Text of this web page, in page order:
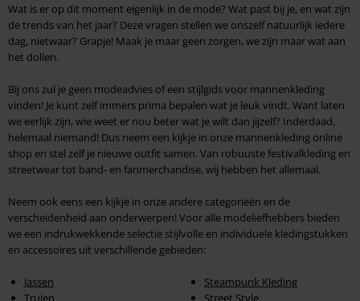
Wat is er op dit moment eigenlijk in de mode? Wat past bij je, en wat zijn
de trends van het jaar? Deze vragen stellen we onszelf natuurlijk iedere
dag, nietwaar? Grapje! Maak je maar geen zorgen, we zijn maar wat aan
het dollen.
Bij ons zul je geen modeadvies of een stijlgids voor mannenkleding
vinden! Je kunt zelf immers prima bepalen wat je leuk vindt. Want laten
we eerlijk zijn, wie weet er nou beter wat je wilt dan jijzelf? Inderdaad,
helemaal niemand! Dus neem een kijkje in onze mannenkleding online
shop en stel zelf je nieuwe outfit samen. Van robuuste festivalkleding en
streetwear tot band- en fanmerchandise, wij hebben het allemaal.
Neem ook eens een kijkje in onze andere categorieën en de
verscheidenheid aan onderwerpen! Voor alle modeliefhebbers bieden
we een indrukwekkende selectie stijlvolle en individuele kledingstukken
en accessoires uit verschillende gebieden:
Jassen
Truien
Steampunk Kleding
Street Style